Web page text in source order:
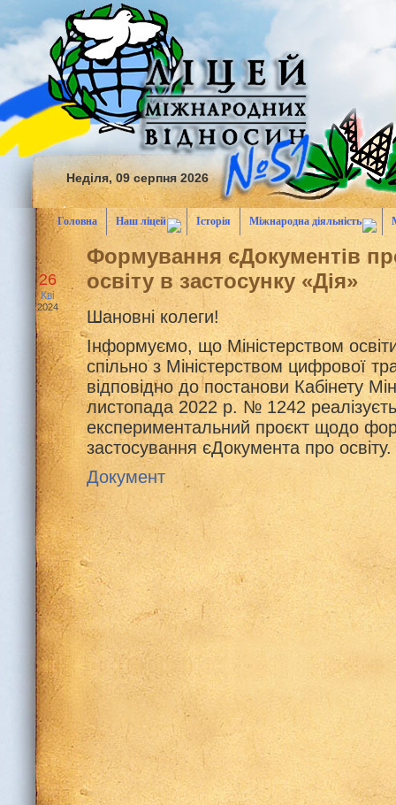
Неділя, 09 серпня 2026
Головна Наш ліцей Історія Міжнародна діяльність
26
Кві
2024
Формування єДокументів
освіту в застосунку «Дія»
Шановні колеги!
Інформуємо, що Міністерством
спільно з Міністерством цифрової
відповідно до постанови Кабінету
листопада 2022 р. № 1242
експериментальний проєкт щодо
застосування єДокумента про освіту.
Документ